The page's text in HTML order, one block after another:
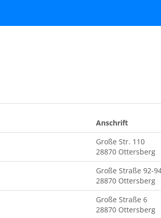
Anschrift
Große Str. 110
28870 Ottersberg
Große Straße 92-
28870 Ottersberg
Große Straße 6
28870 Ottersberg